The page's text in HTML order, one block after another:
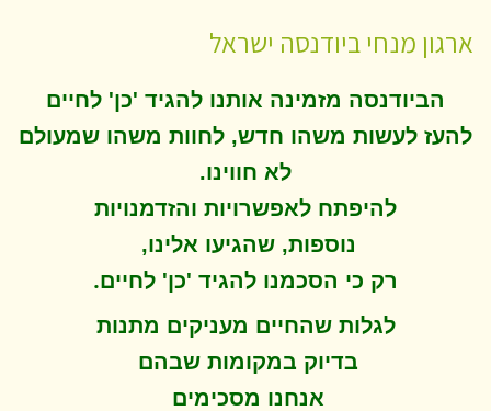
ארגון מנחי ביודנסה ישראל
הביודנסה מזמינה אותנו להגיד 'כן' לחיים
להעז לעשות משהו חדש, לחוות משהו שמעולם
לא חווינו.
להיפתח לאפשרויות והזדמנויות
נוספות, שהגיעו אלינו,
רק כי הסכמנו להגיד 'כן' לחיים.
לגלות שהחיים מעניקים מתנות
בדיוק במקומות שבהם
אנחנו מסכימים